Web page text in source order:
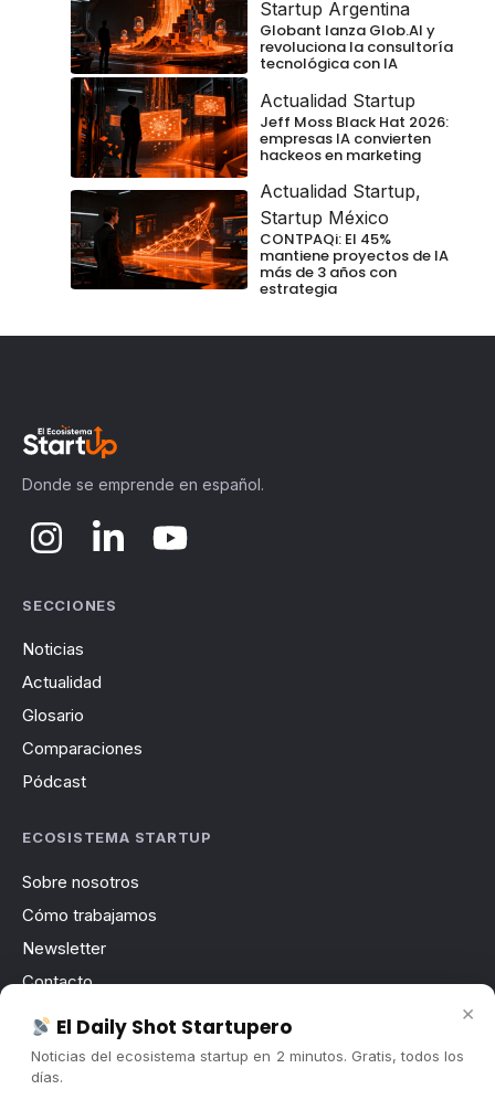
Startup Argentina
Globant lanza Glob.AI y
revoluciona la consultoría
tecnológica con IA
Actualidad Startup
Jeff Moss Black Hat 2026:
empresas IA convierten
hackeos en marketing
Actualidad Startup,
Startup México
CONTPAQi: El 45%
mantiene proyectos de IA
más de 3 años con
estrategia
Donde se emprende en español.
SECCIONES
Noticias
Actualidad
Glosario
Comparaciones
Pódcast
ECOSISTEMA STARTUP
Sobre nosotros
Cómo trabajamos
Newsletter
Contacto
Publicidad
Convocatorias
×
El Daily Shot Startupero
Noticias del ecosistema startup en 2 minutos. Gratis, todos los
días.